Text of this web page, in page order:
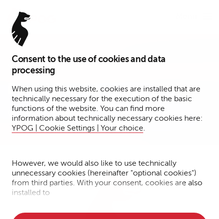
Consent to the use of cookies and data
processing
When using this website, cookies are installed that are
technically necessary for the execution of the basic
functions of the website. You can find more
information about technically necessary cookies here:
YPOG | Cookie Settings | Your choice.
However, we would also like to use technically
unnecessary cookies (hereinafter "optional cookies")
from third parties. With your consent, cookies are also
installed to
Software Developer
David Ewald
München